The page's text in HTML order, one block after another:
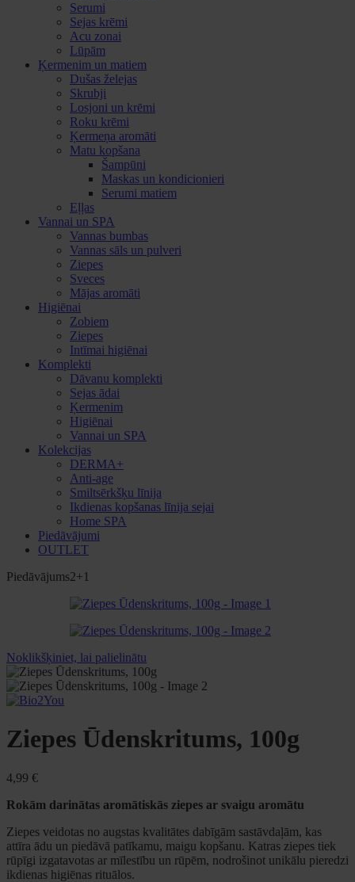
Serumi
Sejas krēmi
Acu zonai
Lūpām
Ķermenim un matiem
Dušas želejas
Skrubji
Losjoni un krēmi
Roku krēmi
Ķermeņa aromāti
Matu kopšana
Šampūni
Maskas un kondicionieri
Serumi matiem
Eļļas
Vannai un SPA
Vannas bumbas
Vannas sāls un pulveri
Ziepes
Sveces
Mājas aromāti
Higiēnai
Zobiem
Ziepes
Intīmai higiēnai
Komplekti
Dāvanu komplekti
Sejas ādai
Ķermenim
Higiēnai
Vannai un SPA
Kolekcijas
DERMA+
Anti-age
Smiltsērkšķu līnija
Ikdienas kopšanas līnija sejai
Home SPA
Piedāvājumi
OUTLET
Piedāvājums2+1
Noklikšķiniet, lai palielinātu
Ziepes Ūdenskritums, 100g
4,99 €
Rokām darinātas aromātiskās ziepes ar svaigu aromātu
Ziepes veidotas no augstas kvalitātes dabīgām sastāvdaļām, kas
attīra ādu un piedāvā patīkamu, maigu kopšanu. Katras ziepes tiek
rūpīgi izgatavotas ar mīlestību un rūpēm, nodrošinot unikālu pieredzi
ikdienas higiēnas rituālos.